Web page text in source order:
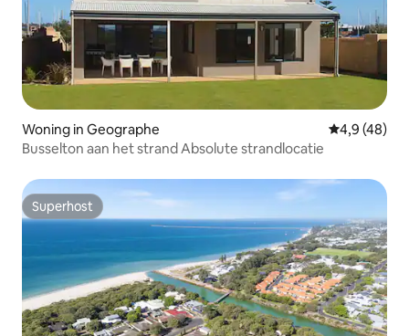
Woning in Geographe
4,9 (48)
Busselton aan het strand Absolute strandlocatie
Superhost
Superhost